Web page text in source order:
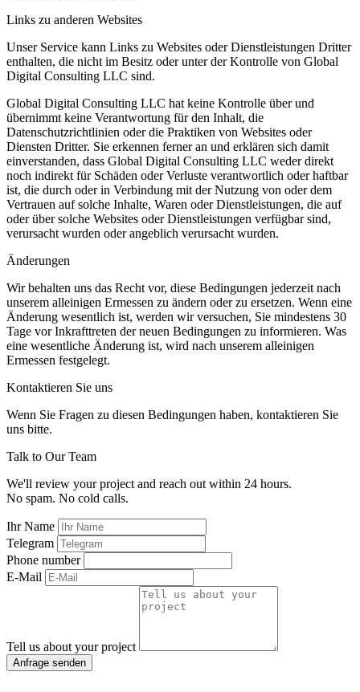
Links zu anderen Websites
Unser Service kann Links zu Websites oder Dienstleistungen Dritter
enthalten, die nicht im Besitz oder unter der Kontrolle von Global
Digital Consulting LLC sind.
Global Digital Consulting LLC hat keine Kontrolle über und
übernimmt keine Verantwortung für den Inhalt, die
Datenschutzrichtlinien oder die Praktiken von Websites oder
Diensten Dritter. Sie erkennen ferner an und erklären sich damit
einverstanden, dass Global Digital Consulting LLC weder direkt
noch indirekt für Schäden oder Verluste verantwortlich oder haftbar
ist, die durch oder in Verbindung mit der Nutzung von oder dem
Vertrauen auf solche Inhalte, Waren oder Dienstleistungen, die auf
oder über solche Websites oder Dienstleistungen verfügbar sind,
verursacht wurden oder angeblich verursacht wurden.
Änderungen
Wir behalten uns das Recht vor, diese Bedingungen jederzeit nach
unserem alleinigen Ermessen zu ändern oder zu ersetzen. Wenn eine
Änderung wesentlich ist, werden wir versuchen, Sie mindestens 30
Tage vor Inkrafttreten der neuen Bedingungen zu informieren. Was
eine wesentliche Änderung ist, wird nach unserem alleinigen
Ermessen festgelegt.
Kontaktieren Sie uns
Wenn Sie Fragen zu diesen Bedingungen haben, kontaktieren Sie
uns bitte.
Talk to Our Team
We'll review your project and reach out within 24 hours.
No spam. No cold calls.
Ihr Name
Telegram
Phone number
E-Mail
Tell us about your project
Anfrage senden